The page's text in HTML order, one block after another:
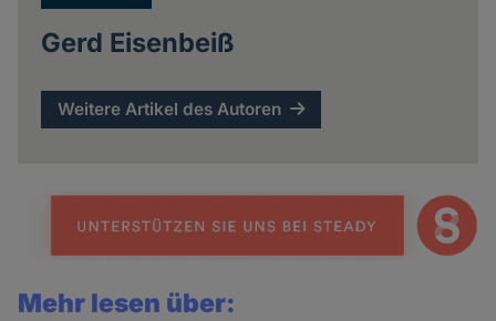
Gerd Eisenbeiß
Weitere Artikel des Autoren
Mehr lesen über: